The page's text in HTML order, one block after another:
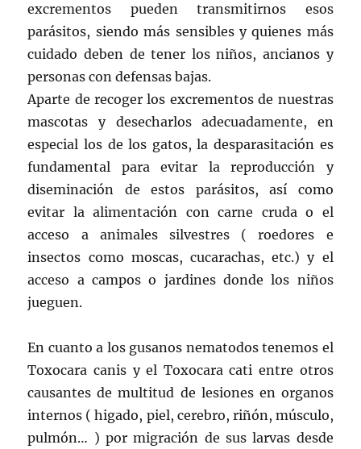
excrementos pueden transmitirnos esos
parásitos, siendo más sensibles y quienes más
cuidado deben de tener los niños, ancianos y
personas con defensas bajas.
Aparte de recoger los excrementos de nuestras
mascotas y desecharlos adecuadamente, en
especial los de los gatos, la desparasitación es
fundamental para evitar la reproducción y
diseminación de estos parásitos, así como
evitar la alimentación con carne cruda o el
acceso a animales silvestres ( roedores e
insectos como moscas, cucarachas, etc.) y el
acceso a campos o jardines donde los niños
jueguen.
En cuanto a los gusanos nematodos tenemos el
Toxocara canis y el Toxocara cati entre otros
causantes de multitud de lesiones en organos
internos ( higado, piel, cerebro, riñón, músculo,
pulmón… ) por migración de sus larvas desde